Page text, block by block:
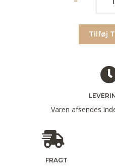
Tilføj
Varen afsendes
FRAGT